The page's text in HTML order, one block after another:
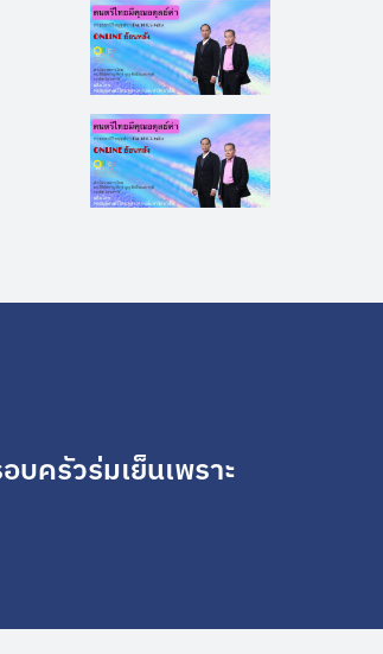
บครัวร่มเย็นเพราะ